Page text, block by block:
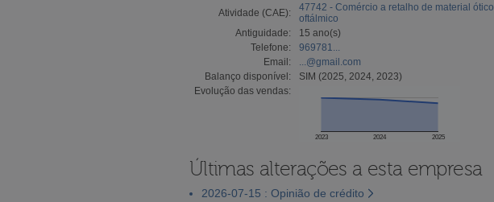
Atividade (CAE):
47742 - Comércio a retalho de material ótico
oftálmico
Antiguidade:
15 ano(s)
Telefone:
969781...
Email:
...@gmail.com
Balanço disponível:
SIM (2025, 2024, 2023)
Evolução das vendas:
2023 2024 2025
Últimas alterações a esta empresa
2026-07-15 : Opinião de crédito